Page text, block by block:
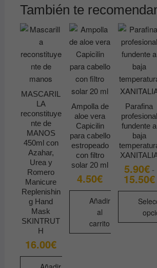
También te
MASCARIL
LA
reconstituye
nte de
MANOS
450ml con
Azahar,
Urea y
Romero
Manicure
Replenishin
g Hand
Mask
SKINTRUT
H
16.00€
Ampolla de
aloe vera
Capicilin
para cabello
estropeado
con filtro
solar 20 ml
4.50€
Añadir
al
carrito
Parafina
profesional
fundente a
baja
5.90€ -
15.50€de